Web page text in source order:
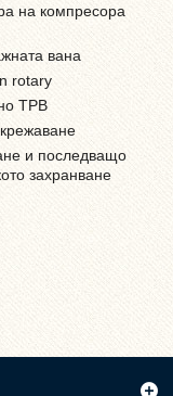
на компресора
вана
rotary
ТРВ
и последващо
захранване